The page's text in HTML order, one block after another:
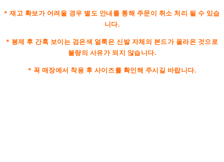
* 재고 확보가 어려울 경우 별도 안내를 통해 주문이 취소 처리 될 수 있습
니다.
* 봉제 후 간혹 보이는 검은색 얼룩은 신발 자체의 본드가 올라온 것으로
불량의 사유가 되지 않습니다.
* 꼭 매장에서 착용 후 사이즈를 확인해 주시길 바랍니다.